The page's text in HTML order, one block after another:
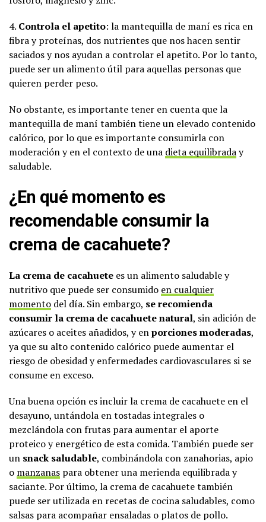
4. Controla el apetito: la mantequilla de maní es rica en
fibra y proteínas, dos nutrientes que nos hacen sentir
saciados y nos ayudan a controlar el apetito. Por lo tanto,
puede ser un alimento útil para aquellas personas que
quieren perder peso.
No obstante, es importante tener en cuenta que la
mantequilla de maní también tiene un elevado contenido
calórico, por lo que es importante consumirla con
moderación y en el contexto de una dieta equilibraday
saludable.
¿En qué momento es
recomendable consumir la
crema de cacahuete?
La crema de cacahuete es un alimento saludable y
nutritivo que puede ser consumido en cualquier
momento del día. Sin embargo, se recomienda
consumir la crema de cacahuete natural, sin adición de
azúcares o aceites añadidos, y enporciones moderadas,
ya que su alto contenido calórico puede aumentar el
riesgo de obesidad y enfermedades cardiovasculares si se
consume en exceso.
Una buena opción es incluir la crema de cacahuete en el
desayuno, untándola en tostadas integrales o
mezclándola con frutas para aumentar el aporte
proteico y energético de esta comida. También puede ser
un snack saludable, combinándola con zanahorias, apio
o manzanas para obtener una merienda equilibrada y
saciante. Por último, la crema de cacahuete también
puede ser utilizada en recetas de cocina saludables, como
salsas para acompañar ensaladas o platos de pollo.